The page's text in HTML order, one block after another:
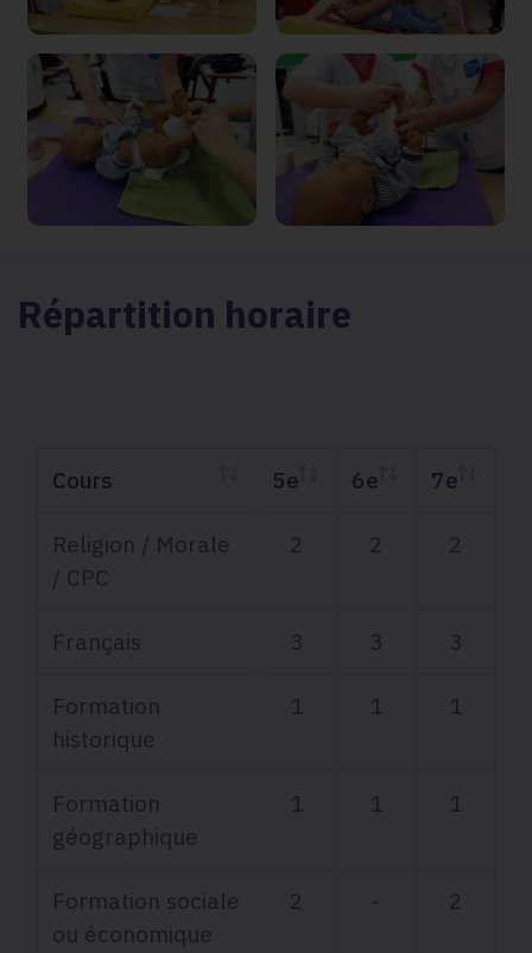
Répartition horaire
Cours 5e 6e
7e
Cours
Religion / Morale
/ CPC
2 2 2
Français 3 3 3
Formation
historique
1 1 1
Formation
géographique
1 1 1
Formation sociale
ou économique
2 - 2